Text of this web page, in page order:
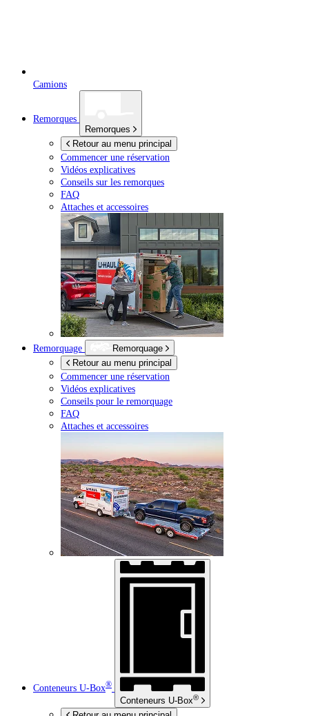
Camions
Remorques
Remorques
Retour au menu principal
Commencer une réservation
Vidéos explicatives
Conseils sur les remorques
FAQ
Attaches et accessoires
Remorquage
Remorquage
Retour au menu principal
Commencer une réservation
Vidéos explicatives
Conseils pour le remorquage
FAQ
Attaches et accessoires
Conteneurs U-Box®
Conteneurs U-Box®